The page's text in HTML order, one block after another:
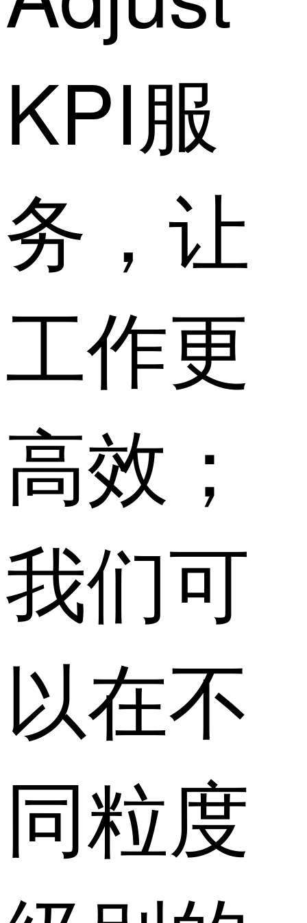
KPI服
务，让
工作更
高效；
我们可
以在不
同粒度